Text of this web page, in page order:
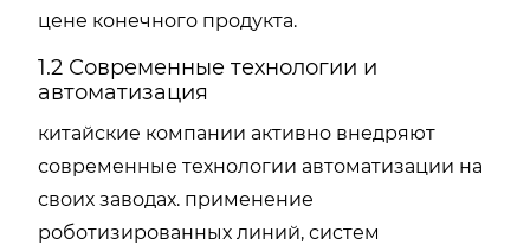
цене конечного продукта.
1.2 Современные технологии и
автоматизация
китайские компании активно внедряют
современные технологии автоматизации на
своих заводах. применение
роботизированных линий, систем